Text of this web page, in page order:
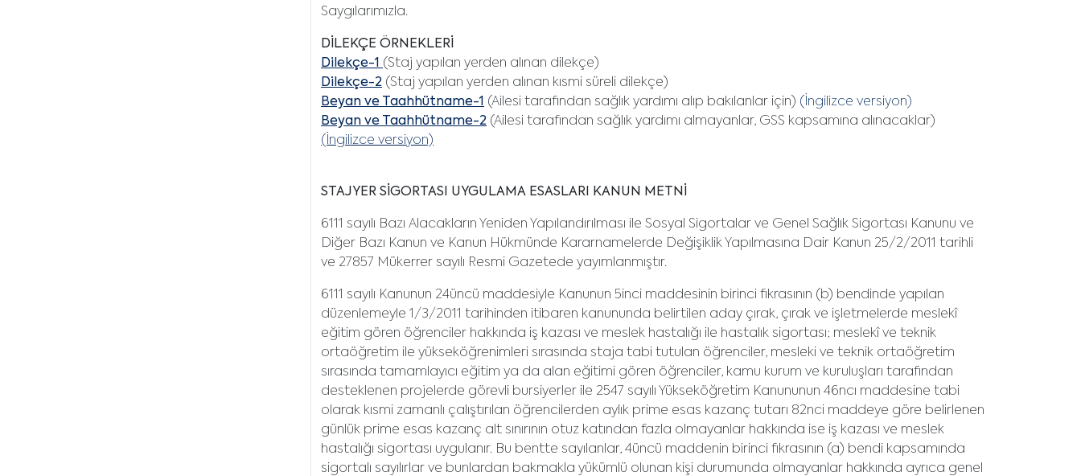
Saygılarımızla.
DİLEKÇE ÖRNEKLERİ
Dilekçe-1 (Staj yapılan yerden alınan dilekçe)
Dilekçe-2 (Staj yapılan yerden alınan kısmi süreli dilekçe)
Beyan ve Taahhütname-1 (Ailesi tarafından sağlık yardımı alıp bakılanlar için) (İngilizce versiyon)
Beyan ve Taahhütname-2 (Ailesi tarafından sağlık yardımı almayanlar, GSS kapsamına alınacaklar)
(İngilizce versiyon)
STAJYER SİGORTASI UYGULAMA ESASLARI KANUN METNİ
6111 sayılı Bazı Alacakların Yeniden Yapılandırılması ile Sosyal Sigortalar ve Genel Sağlık Sigortası Kanunu ve
Diğer Bazı Kanun ve Kanun Hükmünde Kararnamelerde Değişiklik Yapılmasına Dair Kanun 25/2/2011 tarihli
ve 27857 Mükerrer sayılı Resmi Gazetede yayımlanmıştır.
6111 sayılı Kanunun 24üncü maddesiyle Kanunun 5inci maddesinin birinci fıkrasının (b) bendinde yapılan
düzenlemeyle 1/3/2011 tarihinden itibaren kanununda belirtilen aday çırak, çırak ve işletmelerde meslekî
eğitim gören öğrenciler hakkında iş kazası ve meslek hastalığı ile hastalık sigortası; meslekî ve teknik
ortaöğretim ile yükseköğrenimleri sırasında staja tabi tutulan öğrenciler, mesleki ve teknik ortaöğretim
sırasında tamamlayıcı eğitim ya da alan eğitimi gören öğrenciler, kamu kurum ve kuruluşları tarafından
desteklenen projelerde görevli bursiyerler ile 2547 sayılı Yükseköğretim Kanununun 46ncı maddesine tabi
olarak kısmi zamanlı çalıştırılan öğrencilerden aylık prime esas kazanç tutarı 82nci maddeye göre belirlenen
günlük prime esas kazanç alt sınırının otuz katından fazla olmayanlar hakkında ise iş kazası ve meslek
hastalığı sigortası uygulanır. Bu bentte sayılanlar, 4üncü maddenin birinci fıkrasının (a) bendi kapsamında
sigortalı sayılırlar ve bunlardan bakmakla yükümlü olunan kişi durumunda olmayanlar hakkında ayrıca genel